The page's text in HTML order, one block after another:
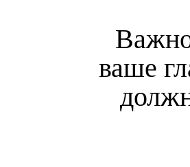
ваше